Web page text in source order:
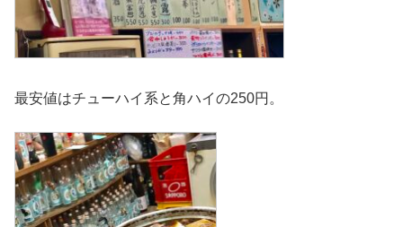
最安値はチューハイ系と角ハイの250円。